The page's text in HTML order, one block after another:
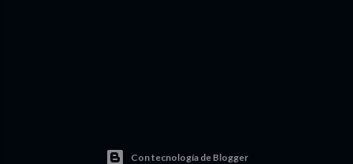
Con tecnología de Blogger